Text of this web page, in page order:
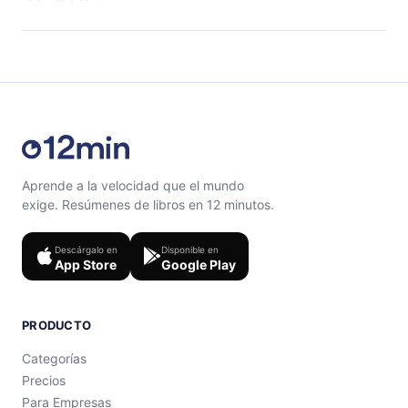
Siéntete libre de contactarnos ensupport@12min.com.
Aprende a la velocidad que el mundo
exige. Resúmenes de libros en 12 minutos.
Descárgalo en
App Store
Disponible en
Google Play
PRODUCTO
Categorías
Precios
Para Empresas